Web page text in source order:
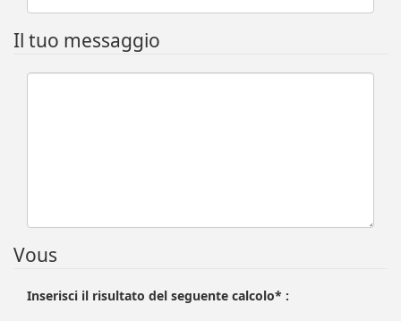
Il tuo messaggio
Vous
Inserisci il risultato del seguente calcolo* :